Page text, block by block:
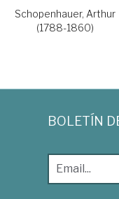
Schopenhauer, Arthur
(1788-1860)
BOLETÍN